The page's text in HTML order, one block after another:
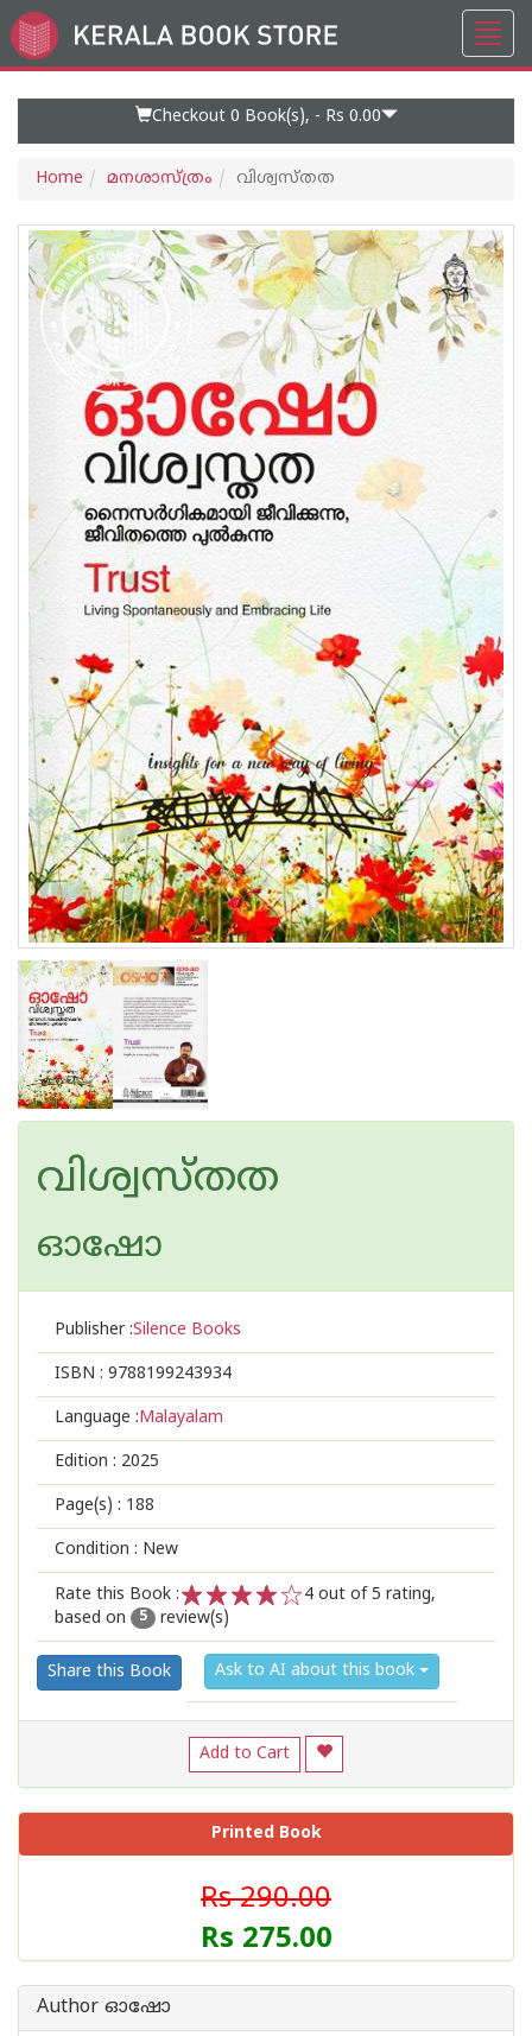
Go
to
Checkout 0 Book(s), - Rs 0.00
Home മനശാസ്ത്രം വിശ്വസ്തത
വിശ്വസ്തത
ഓഷോ
Publisher :Silence Books
ISBN : 9788199243934
Language :Malayalam
Edition : 2025
Page(s) : 188
Condition : New
Rate this Book :
2
1
4 out of 5 rating,
based on
5 review(s)
Share this Book Ask to AI about this book
Add to Cart
Printed Book
Rs 290.00
Rs 275.00
Author ഓഷോ